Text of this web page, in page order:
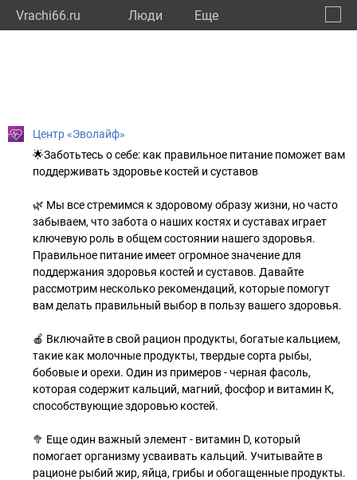
Vrachi66.ru Люди Eще
Центр «Эволайф»
🌟Заботьтесь о себе: как правильное питание поможет вам
поддерживать здоровье костей и суставов
🌿 Мы все стремимся к здоровому образу жизни, но часто
забываем, что забота о наших костях и суставах играет
ключевую роль в общем состоянии нашего здоровья.
Правильное питание имеет огромное значение для
поддержания здоровья костей и суставов. Давайте
рассмотрим несколько рекомендаций, которые помогут
вам делать правильный выбор в пользу вашего здоровья.
🍎 Включайте в свой рацион продукты, богатые кальцием,
такие как молочные продукты, твердые сорта рыбы,
бобовые и орехи. Один из примеров - черная фасоль,
которая содержит кальций, магний, фосфор и витамин К,
способствующие здоровью костей.
🥦 Еще один важный элемент - витамин D, который
помогает организму усваивать кальций. Учитывайте в
рационе рыбий жир, яйца, грибы и обогащенные продукты.